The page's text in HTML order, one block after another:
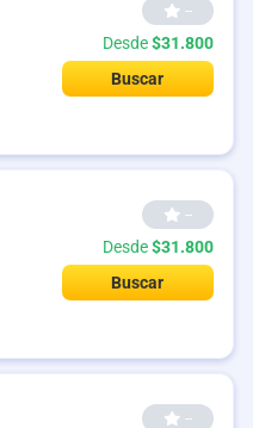
--
Desde$31.800
Buscar
--
Desde$31.800
Buscar
--